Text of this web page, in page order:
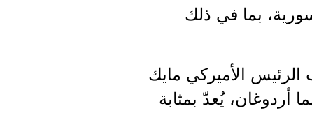
بما في ذلك
الرئيس الأميركي مايك
أردوغان، يُعدّ بمثابة